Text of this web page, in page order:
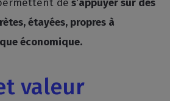
de s’appuyer sur des
étayées, propres à
économique.
valeur